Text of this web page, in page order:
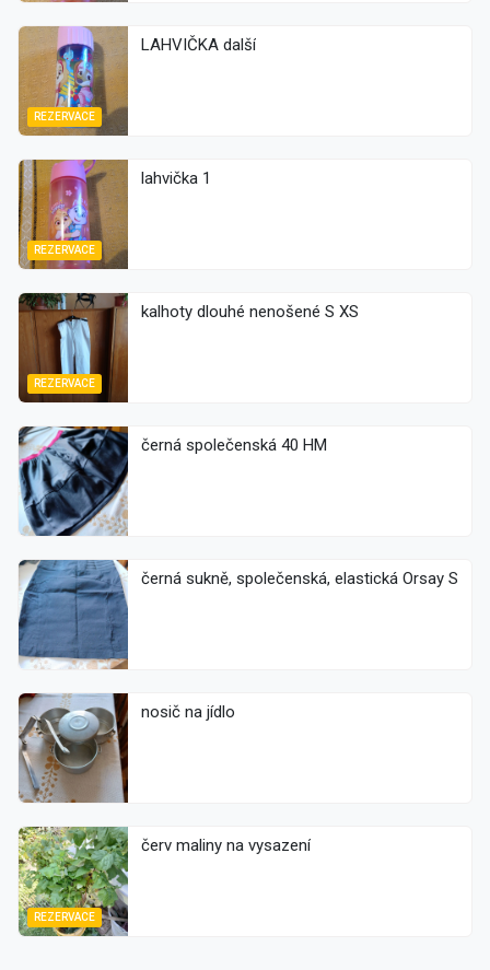
REZERVACE
LAHVIČKA další
REZERVACE
lahvička 1
REZERVACE
kalhoty dlouhé nenošené S XS
černá společenská 40 HM
černá sukně, společenská, elastická Orsay S
nosič na jídlo
REZERVACE
červ maliny na vysazení